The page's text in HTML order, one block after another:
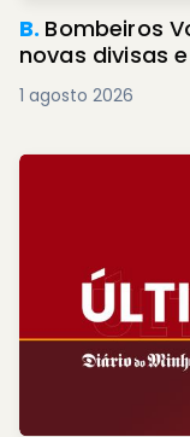
B. Bombeiros
novas divisas
1 agosto 2026